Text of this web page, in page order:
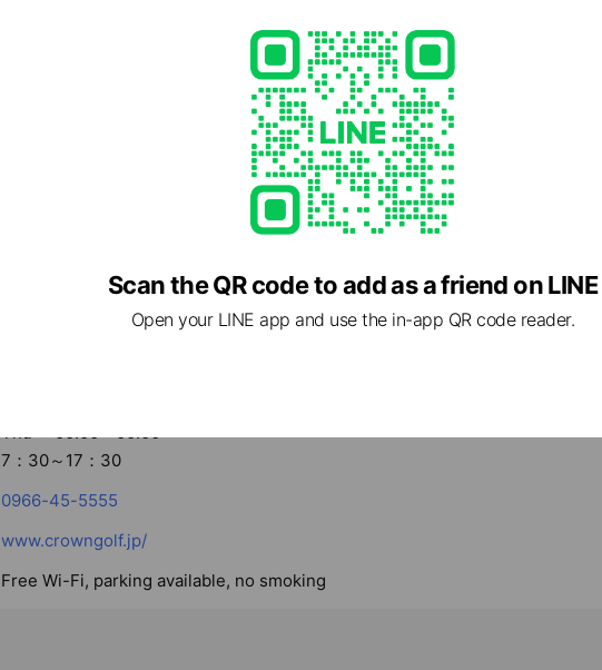
7：30～17：30
0966-45-5555
www.crowngolf.jp/
Free Wi-Fi, parking available, no smoking
Scan the QR code to add as a friend on LINE
Open your LINE app and use the in-app QR code reader.